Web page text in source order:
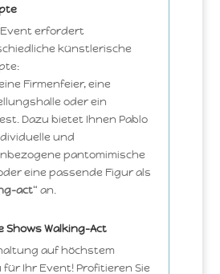
erfordert
künstlerische
Firmenfeier, eine
oder ein
Dazu bietet Ihnen Pablo
und
pantomimische
eine passende Figur als
act“ an.
Shows Walking-Act
auf höchstem
für Ihr Event! Profitieren Sie